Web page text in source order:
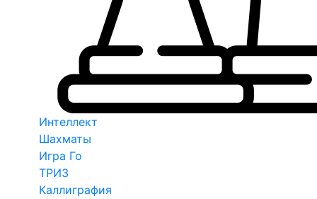
Интеллект
Шахматы
Игра Го
ТРИЗ
Каллиграфия